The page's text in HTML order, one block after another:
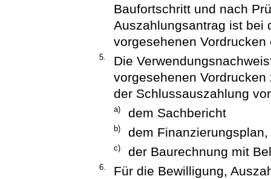
Baufortschritt und nach
Auszahlungsantrag ist bei
vorgesehenen Vordrucken
5.
Die
vorgesehenen
der Schlussauszahlung
a) dem Sachbericht
b) dem Finanzierungsplan,
c) der Baurechnung mit
6.
Für die Bewilligung,